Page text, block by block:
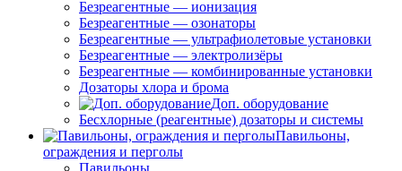
Безреагентные — ионизация
Безреагентные — озонаторы
Безреагентные — ультрафиолетовые установки
Безреагентные — электролизёры
Безреагентные — комбинированные установки
Дозаторы хлора и брома
Доп. оборудование
Бесхлорные (реагентные) дозаторы и системы
Павильоны,
ограждения и перголы
Павильоны